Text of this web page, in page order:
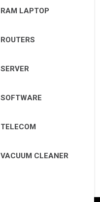
RAM LAPTOP
ROUTERS
SERVER
SOFTWARE
TELECOM
VACUUM CLEANER